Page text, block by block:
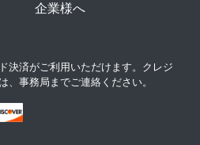
企業様へ
決済がご利用いただけます。クレジ
、事務局までご連絡ください。